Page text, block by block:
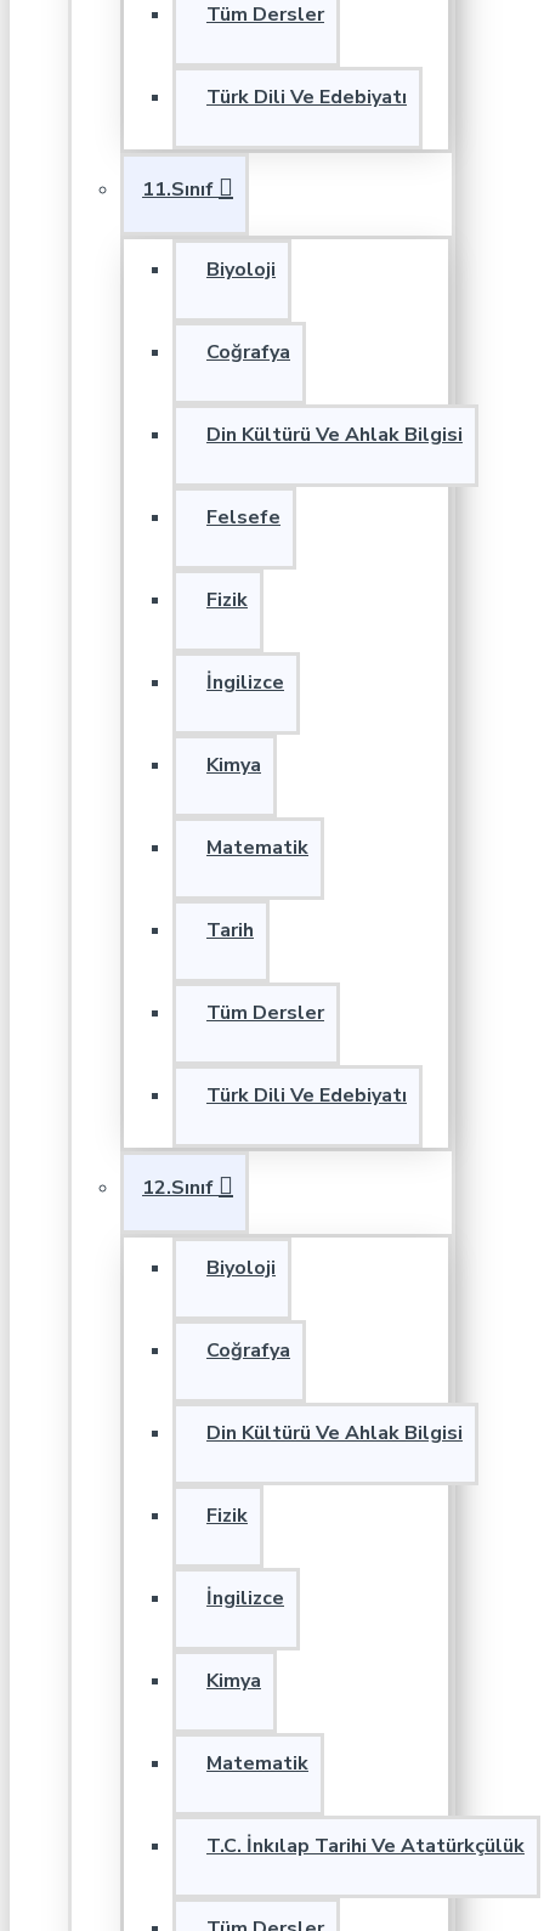
Tüm Dersler
Türk Dili Ve Edebiyatı
11.Sınıf
Biyoloji
Coğrafya
Din Kültürü Ve Ahlak Bilgisi
Felsefe
Fizik
İngilizce
Kimya
Matematik
Tarih
Tüm Dersler
Türk Dili Ve Edebiyatı
12.Sınıf
Biyoloji
Coğrafya
Din Kültürü Ve Ahlak Bilgisi
Fizik
İngilizce
Kimya
Matematik
T.C. İnkılap Tarihi Ve Atatürkçülük